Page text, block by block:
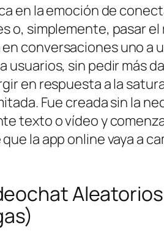
en la emoción de
o, simplemente, pasar
conversaciones uno a
usuarios, sin pedir más
en respuesta a la
Fue creada sin la
texto o vídeo y
la app online vaya a